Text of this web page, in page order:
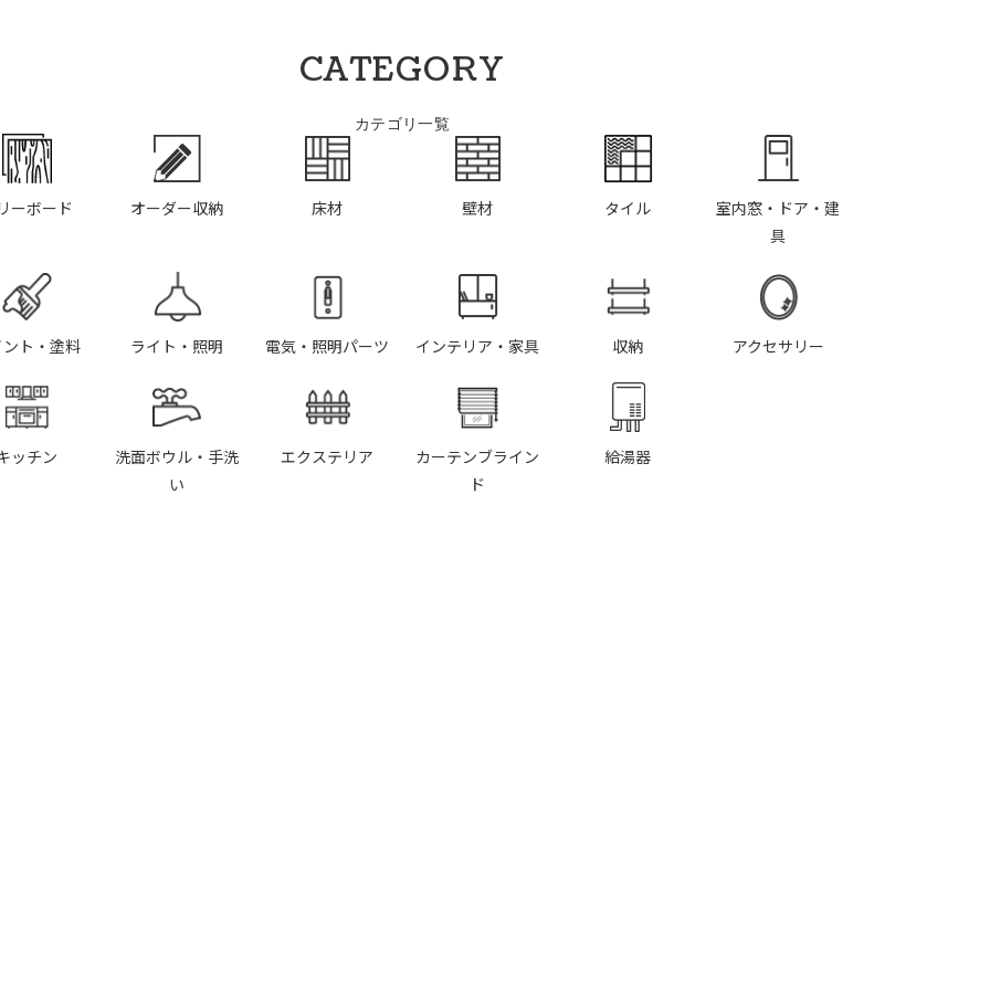
CATEGORY
カテゴリ一覧
ーボード オーダー収納 床材 壁材 タイル
室内窓・ドア・建
具
ト・塗料 ライト・照明 電気・照明パーツ インテリア・家具 収納 アクセサリー
ッチン
洗面ボウル・手洗
い
エクステリア
カーテンブライン
ド
給湯器